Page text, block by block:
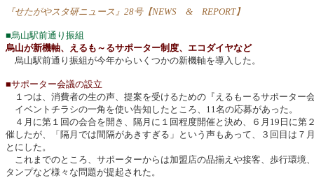
『せたがやスタ研ニュース』28号【NEWS & REPORT】
■烏山駅前通り振組
烏山が新機軸、えるも～るサポーター制度、エコダイヤなど
烏山駅前通り振組が今年からいくつかの新機軸を導入した。
■サポーター会議の設立
１つは、消費者の生の声、提案を受けるための『えるもーるサポーター
イベントチラシの一角を使い告知したところ、11名の応募があった。
４月に第１回の会合を開き、隔月に１回程度開催と決め、６月19日に第
催したが、「隔月では間隔があきすぎる」という声もあって、３回目は７
とにした。
これまでのところ、サポーターからは加盟店の品揃えや接客、歩行環境
タンプなど様々な問題が提起された。